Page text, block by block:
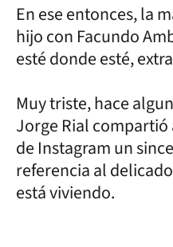
En ese entonces, la
hijo con Facundo
esté donde esté,
Muy triste, hace
Jorge Rial compartió
de Instagram un
referencia al
está viviendo.